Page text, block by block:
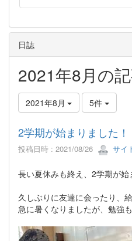
日誌
2021年8月の
2021年8月 5件
2学期が始まりました！
投稿日時 : 2021/08/26 サイ
長い夏休みも終え、2学期が始
久しぶりに友達に会ったり、
急に暑くなりましたが、勉強